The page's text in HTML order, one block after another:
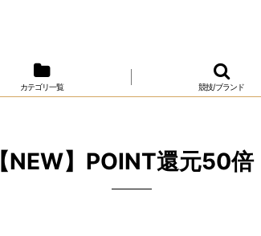
カテゴリ一覧 競技/ブランド
【NEW】POINT還元50倍